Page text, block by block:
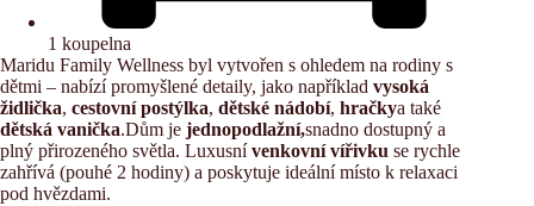
1 koupelna
Maridu Family Wellness byl vytvořen s ohledem na rodiny s
dětmi – nabízí promyšlené detaily, jako například vysoká
židlička, cestovní postýlka, dětské nádobí, hračkya také
dětská vanička.Dům je jednopodlažní,snadno dostupný a
plný přirozeného světla. Luxusnívenkovní vířivku se rychle
zahřívá (pouhé 2 hodiny) a poskytuje ideální místo k relaxaci
pod hvězdami.